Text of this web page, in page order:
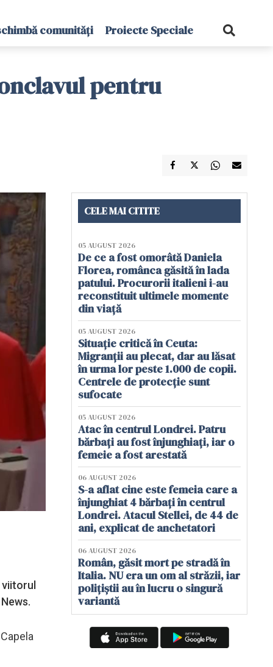
comunități Proiecte Speciale
pentru
viitorul
CELE MAI CITITE
05 AUGUST 2026
De ce a fost omorâtă Daniela
Florea, românca găsită în lada
patului. Procurorii italieni i-au
reconstituit ultimele momente
din viață
05 AUGUST 2026
Situație critică în Ceuta:
Migranții au plecat, dar au lăsat
în urma lor peste 1.000 de copii.
Centrele de protecție sunt
sufocate
05 AUGUST 2026
Atac în centrul Londrei. Patru
bărbați au fost înjunghiați, iar o
femeie a fost arestată
06 AUGUST 2026
S-a aflat cine este femeia care a
înjunghiat 4 bărbați în centrul
Londrei. Atacul Stellei, de 44 de
ani, explicat de anchetatori
06 AUGUST 2026
Român, găsit mort pe stradă în
Italia. NU era un om al străzii, iar
polițiștii au în lucru o singură
variantă